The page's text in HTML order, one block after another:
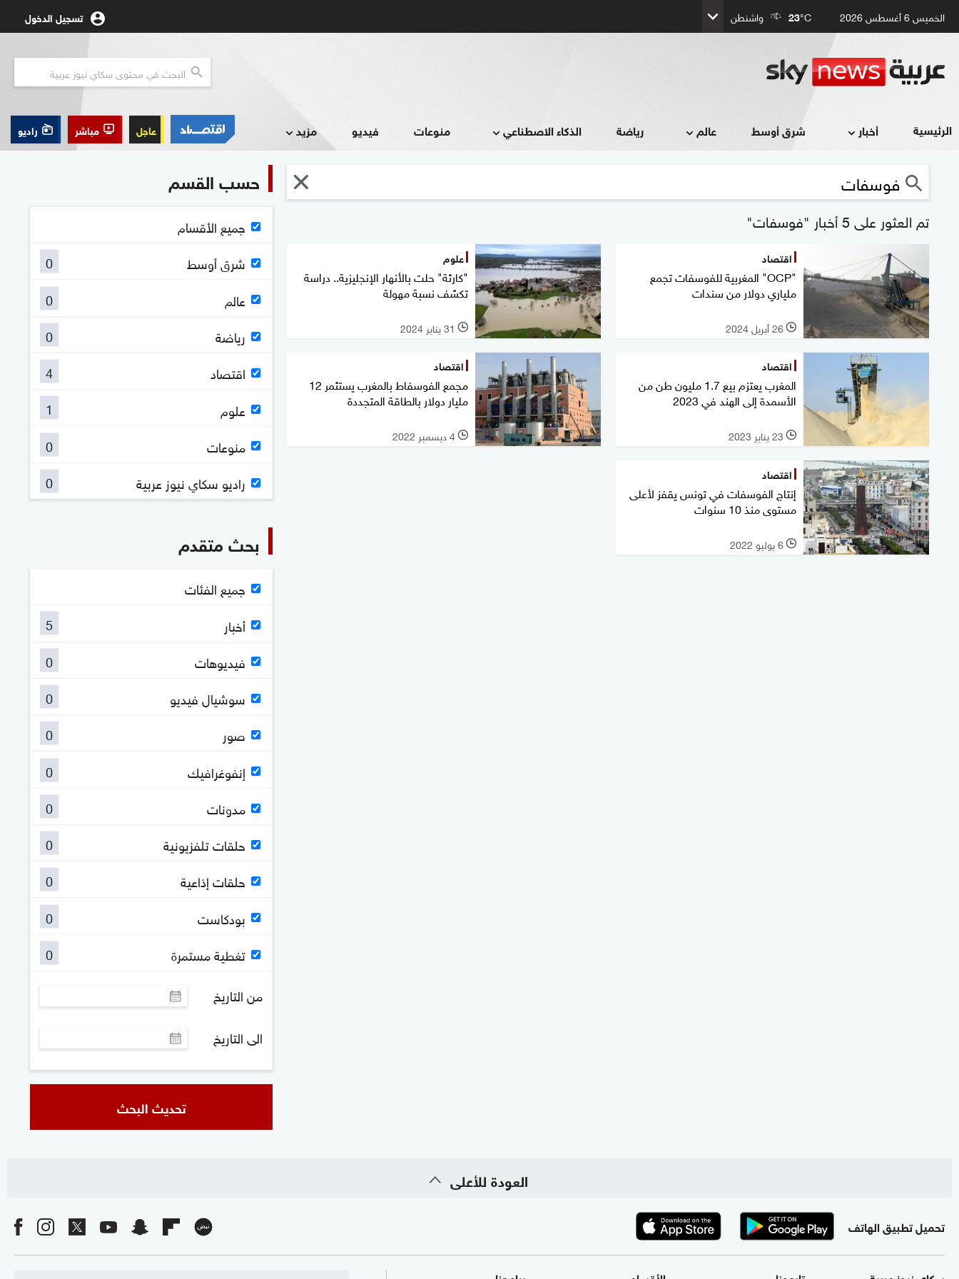
الخميس 6 أغسطس 2026 23°C واشنطن تسجيل الدخول
الرئيسية أخبار شرق أوسط عالم رياضة الذكاء الاصطناعي منوعات فيديو مزيد عاجل مباشر راديو
تم العثور على 5 أخبار "فوسفات"
اقتصاد
"OCP" المغربية للفوسفات تجمع
ملياري دولار من سندات
l 26 أبريل 2024
علوم
"كارثة" حلت بالأنهار الإنجليزية.. دراسة
تكشف نسبة مهولة
l 31 يناير 2024
اقتصاد
المغرب يعتزم بيع 1.7 مليون طن من
الأسمدة إلى الهند في 2023
l 23 يناير 2023
اقتصاد
مجمع الفوسفاط بالمغرب يستثمر 12
مليار دولار بالطاقة المتجددة
l 4 ديسمبر 2022
اقتصاد
إنتاج الفوسفات في تونس يقفز لأعلى
مستوى منذ 10 سنوات
l 6 يوليو 2022
حسب القسم
جميع الأقسام
شرق أوسط
0
عالم
0
رياضة
0
اقتصاد
4
علوم
1
منوعات
0
راديو سكاي نيوز عربية
0
بحث متقدم
جميع الفئات
أخبار
5
فيديوهات
0
سوشيال فيديو
0
صور
0
إنفوغرافيك
0
مدونات
0
حلقات تلفزيونية
0
حلقات إذاعية
0
بودكاست
0
تغطية مستمرة
0
من التاريخ
الى التاريخ
تحديث البحث
العودة للأعلى
تحميل تطبيق الهاتف